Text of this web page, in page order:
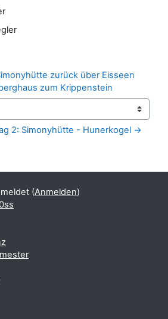
zurück über Eisseen
zum Krippenstein
2: Simonyhütte - Hunerkogel →
(Anmelden)